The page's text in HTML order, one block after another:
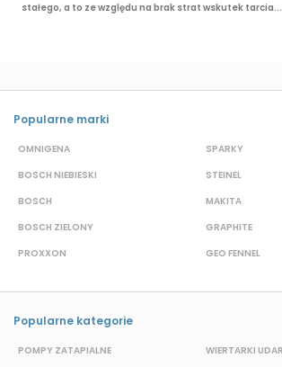
stałego, a to ze względu na brak strat wskutek tarcia...
Popularne marki
OMNIGENA
BOSCH NIEBIESKI
BOSCH
BOSCH ZIELONY
PROXXON
SPARKY
STEINEL
MAKITA
GRAPHITE
GEO FENNEL
Popularne kategorie
POMPY ZATAPIALNE
WIERTARKI